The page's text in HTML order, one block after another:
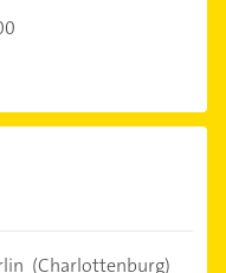
(Charlottenburg)